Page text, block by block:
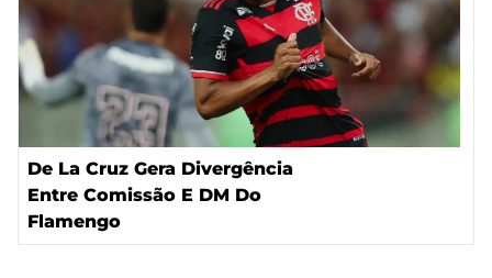
De La Cruz Gera Divergência
Entre Comissão E DM Do
Flamengo